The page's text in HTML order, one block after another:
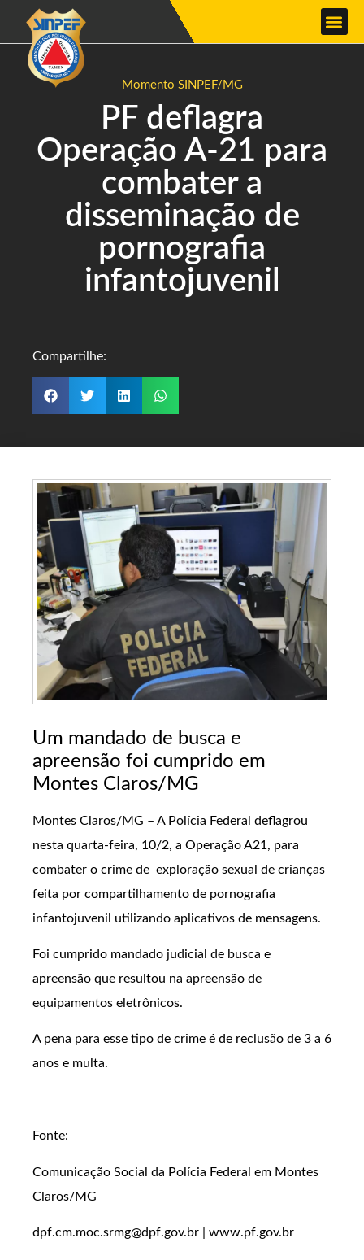
Momento SINPEF/MG
PF deflagra
Operação A-21 para
combater a
disseminação de
pornografia
infantojuvenil
Compartilhe:
Um mandado de busca e
apreensão foi cumprido em
Montes Claros/MG
Montes Claros/MG – A Polícia Federal deflagrou
nesta quarta-feira, 10/2, a Operação A21, para
combater o crime de exploração sexual de crianças
feita por compartilhamento de pornografia
infantojuvenil utilizando aplicativos de mensagens.
Foi cumprido mandado judicial de busca e
apreensão que resultou na apreensão de
equipamentos eletrônicos.
A pena para esse tipo de crime é de reclusão de 3 a 6
anos e multa.
Fonte:
Comunicação Social da Polícia Federal em Montes
Claros/MG
dpf.cm.moc.srmg@dpf.gov.br | www.pf.gov.br